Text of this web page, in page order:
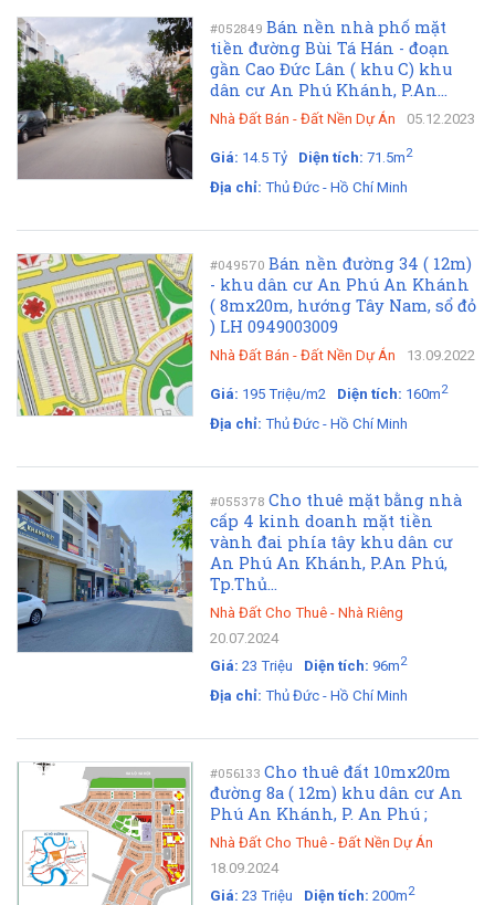
#052849 Bán nền nhà phố mặt
tiền đường Bùi Tá Hán - đoạn
gần Cao Đức Lân ( khu C) khu
dân cư An Phú Khánh, P.An...
Nhà Đất Bán - Đất Nền Dự Án 05.12.2023
Giá: 14.5 Tỷ Diện tích: 71.5m2
Địa chỉ: Thủ Đức - Hồ Chí Minh
#049570 Bán nền đường 34 ( 12m)
- khu dân cư An Phú An Khánh
( 8mx20m, hướng Tây Nam, sổ đỏ
) LH 0949003009
Nhà Đất Bán - Đất Nền Dự Án 13.09.2022
Giá: 195 Triệu/m2 Diện tích: 160m2
Địa chỉ: Thủ Đức - Hồ Chí Minh
#055378 Cho thuê mặt bằng nhà
cấp 4 kinh doanh mặt tiền
vành đai phía tây khu dân cư
An Phú An Khánh, P.An Phú,
Tp.Thủ...
Nhà Đất Cho Thuê - Nhà Riêng
20.07.2024
Giá: 23 Triệu Diện tích: 96m2
Địa chỉ: Thủ Đức - Hồ Chí Minh
#056133 Cho thuê đất 10mx20m
đường 8a ( 12m) khu dân cư An
Phú An Khánh, P. An Phú ;
Nhà Đất Cho Thuê - Đất Nền Dự Án
18.09.2024
Giá: 23 Triệu Diện tích: 200m2